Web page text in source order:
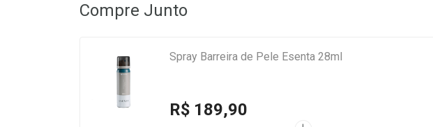
Compre Junto
Spray Barreira de Pele Esenta 28ml
R$ 189,90